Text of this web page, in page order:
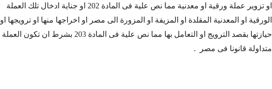
او تزوير عملة ورقية او معدنية مما نص علية فى المادة 202 او جناية ادخال تلك العملة
الورقية او المعدنية المقلدة او المزيفة او المزورة الى مصر او اخراجها منها او ترويجها او
حيازتها بقصد الترويج او التعامل بها مما نص علية فى المادة 203 بشرط ان تكون العملة
متداولة قانونا فى مصر
.